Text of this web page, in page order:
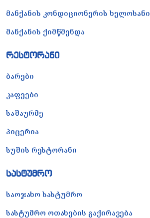
მანქანის კონდიციონერის ხელოსანი
მანქანის ქიმწმენდა
რესტორანი
ბარები
კაფეები
საშაურმე
პიცერია
სუშის რესტორანი
სასტუმრო
საოჯახო სასტუმრო
სასტუმრო ოთახების გაქირავება